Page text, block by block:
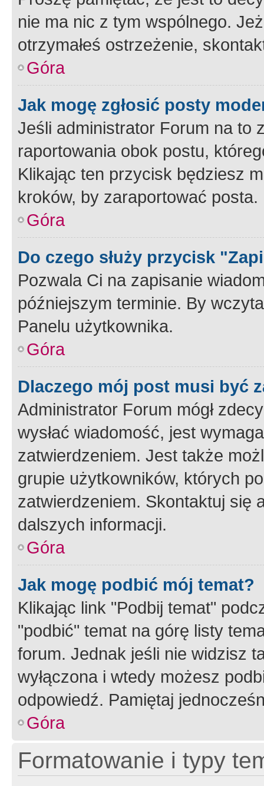
nie ma nic z tym wspólnego.
otrzymałeś ostrzeżenie,
Góra
Jak mogę zgłosić posty
Jeśli administrator Forum na to
raportowania obok postu,
Klikając ten przycisk będziesz
kroków, by zaraportować posta.
Góra
Do czego służy przycisk
Pozwala Ci na zapisanie
późniejszym terminie. By
Panelu użytkownika.
Góra
Dlaczego mój post musi być
Administrator Forum mógł
wysłać wiadomość, jest
zatwierdzeniem. Jest także
grupie użytkowników, których
zatwierdzeniem. Skontaktuj się
dalszych informacji.
Góra
Jak mogę podbić mój temat?
Klikając link "Podbij temat"
"podbić" temat na górę listy
forum. Jednak jeśli nie widzisz
wyłączona i wtedy możesz
odpowiedź. Pamiętaj
Góra
Formatowanie i typy